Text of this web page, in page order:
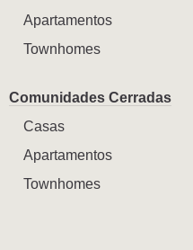
Apartamentos
Townhomes
Comunidades Cerradas
Casas
Apartamentos
Townhomes